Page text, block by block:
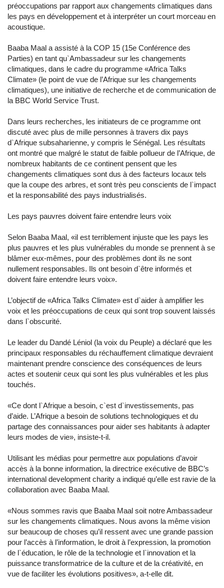
préoccupations par rapport aux changements climatiques dans
les pays en développement et à interpréter un court morceau en
acoustique.
Baaba Maal a assisté à la COP 15 (15e Conférence des
Parties) en tant qu`Ambassadeur sur les changements
climatiques, dans le cadre du programme «Africa Talks
Climate» (le point de vue de l’Afrique sur les changements
climatiques), une initiative de recherche et de communication de
la BBC World Service Trust.
Dans leurs recherches, les initiateurs de ce programme ont
discuté avec plus de mille personnes à travers dix pays
d`Afrique subsaharienne, y compris le Sénégal. Les résultats
ont montré que malgré le statut de faible pollueur de l’Afrique, de
nombreux habitants de ce continent pensent que les
changements climatiques sont dus à des facteurs locaux tels
que la coupe des arbres, et sont très peu conscients de l`impact
et la responsabilité des pays industrialisés.
Les pays pauvres doivent faire entendre leurs voix
Selon Baaba Maal, «il est terriblement injuste que les pays les
plus pauvres et les plus vulnérables du monde se prennent à se
blâmer eux-mêmes, pour des problèmes dont ils ne sont
nullement responsables. Ils ont besoin d`être informés et
doivent faire entendre leurs voix».
L’objectif de «Africa Talks Climate» est d`aider à amplifier les
voix et les préoccupations de ceux qui sont trop souvent laissés
dans l`obscurité.
Le leader du Dandé Léniol (la voix du Peuple) a déclaré que les
principaux responsables du réchauffement climatique devraient
maintenant prendre conscience des conséquences de leurs
actes et soutenir ceux qui sont les plus vulnérables et les plus
touchés.
«Ce dont l`Afrique a besoin, c`est d`investissements, pas
d’aide. L’Afrique a besoin de solutions technologiques et du
partage des connaissances pour aider ses habitants à adapter
leurs modes de vie», insiste-t-il.
Utilisant les médias pour permettre aux populations d’avoir
accès à la bonne information, la directrice exécutive de BBC’s
international development charity a indiqué qu’elle est ravie de la
collaboration avec Baaba Maal.
«Nous sommes ravis que Baaba Maal soit notre Ambassadeur
sur les changements climatiques. Nous avons la même vision
sur beaucoup de choses qu’il ressent avec une grande passion
pour l’accès à l’information, le droit à l’expression, la promotion
de l`éducation, le rôle de la technologie et l`innovation et la
puissance transformatrice de la culture et de la créativité, en
vue de faciliter les évolutions positives», a-t-elle dit.